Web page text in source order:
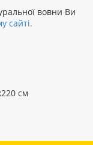
вовни Ви
сайті.
см